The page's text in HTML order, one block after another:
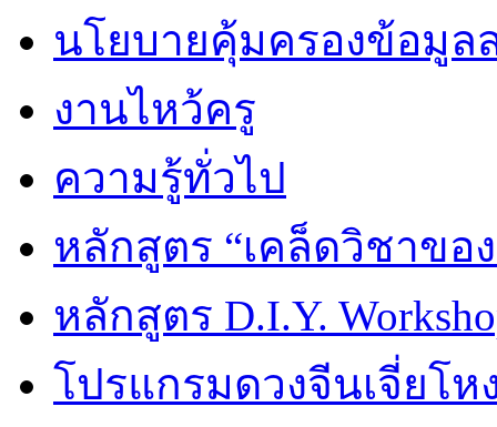
นโยบายคุ้มครองข้อมูล
งานไหว้ครู
ความรู้ทั่วไป
หลักสูตร “เคล็ดวิชาขอ
หลักสูตร D.I.Y.
โปรแกรมดวงจีนเจี่ยโห